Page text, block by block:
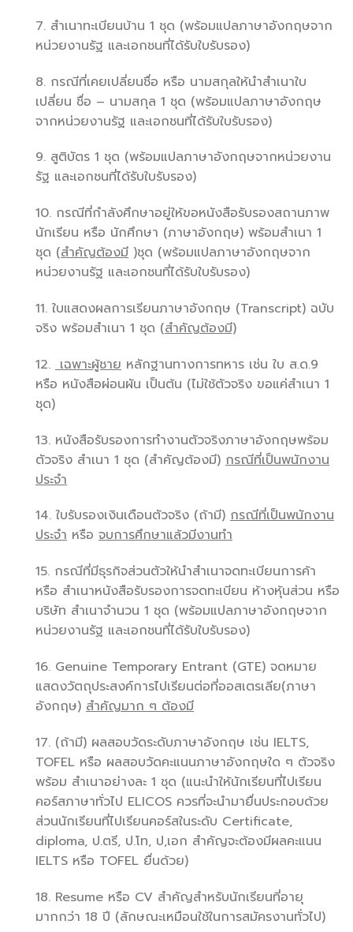
7. สำเนาทะเบียนบ้าน 1 ชุด (พร้อมแปลภาษาอังกฤษจาก
หน่วยงานรัฐ และเอกชนที่ได้รับใบรับรอง)
8. กรณีที่เคยเปลี่ยนชื่อ หรือ นามสกุลให้นำสำเนาใบ
เปลี่ยน ชื่อ – นามสกุล 1 ชุด (พร้อมแปลภาษาอังกฤษ
จากหน่วยงานรัฐ และเอกชนที่ได้รับใบรับรอง)
9. สูติบัตร 1 ชุด (พร้อมแปลภาษาอังกฤษจากหน่วยงาน
รัฐ และเอกชนที่ได้รับใบรับรอง)
10. กรณีที่กำลังศึกษาอยู่ให้ขอหนังสือรับรองสถานภาพ
นักเรียน หรือ นักศึกษา (ภาษาอังกฤษ) พร้อมสำเนา 1
ชุด (สำคัญต้องมี )ชุด (พร้อมแปลภาษาอังกฤษจาก
หน่วยงานรัฐ และเอกชนที่ได้รับใบรับรอง)
11. ใบแสดงผลการเรียนภาษาอังกฤษ (Transcript) ฉบับ
จริง พร้อมสำเนา 1 ชุด (สำคัญต้องมี)
12. เฉพาะผู้ชาย หลักฐานทางการทหาร เช่น ใบ ส.ด.9
หรือ หนังสือผ่อนผัน เป็นต้น (ไม่ใช้ตัวจริง ขอแค่สำเนา 1
ชุด)
13. หนังสือรับรองการทำงานตัวจริงภาษาอังกฤษพร้อม
ตัวจริง สำเนา 1 ชุด (สำคัญต้องมี) กรณีที่เป็นพนักงาน
ประจำ
14. ใบรับรองเงินเดือนตัวจริง (ถ้ามี) กรณีที่เป็นพนักงาน
ประจำ หรือ จบการศึกษาแล้วมีงานทำ
15. กรณีที่มีธุรกิจส่วนตัวให้นำสำเนาจดทะเบียนการค้า
หรือ สำเนาหนังสือรับรองการจดทะเบียน ห้างหุ้นส่วน หรือ
บริษัท สำเนาจำนวน 1 ชุด (พร้อมแปลภาษาอังกฤษจาก
หน่วยงานรัฐ และเอกชนที่ได้รับใบรับรอง)
16. Genuine Temporary Entrant (GTE) จดหมาย
แสดงวัตถุประสงค์การไปเรียนต่อที่ออสเตรเลีย(ภาษา
อังกฤษ) สำคัญมาก ๆต้องมี
17. (ถ้ามี) ผลสอบวัดระดับภาษาอังกฤษ เช่น IELTS,
TOFEL หรือ ผลสอบวัดคะแนนภาษาอังกฤษใด ๆ ตัวจริง
พร้อม สำเนาอย่างละ 1 ชุด (แนะนำให้นักเรียนที่ไปเรียน
คอร์สภาษาทั่วไป ELICOS ควรที่จะนำมายื่นประกอบด้วย
ส่วนนักเรียนที่ไปเรียนคอร์สในระดับ Certificate,
diploma, ป.ตรี, ป.โท, ป,เอก สำคัญจะต้องมีผลคะแนน
IELTS หรือ TOFEL ยื่นด้วย)
18. Resume หรือ CV สำคัญสำหรับนักเรียนที่อายุ
มากกว่า 18 ปี (ลักษณะเหมือนใช้ในการสมัครงานทั่วไป)